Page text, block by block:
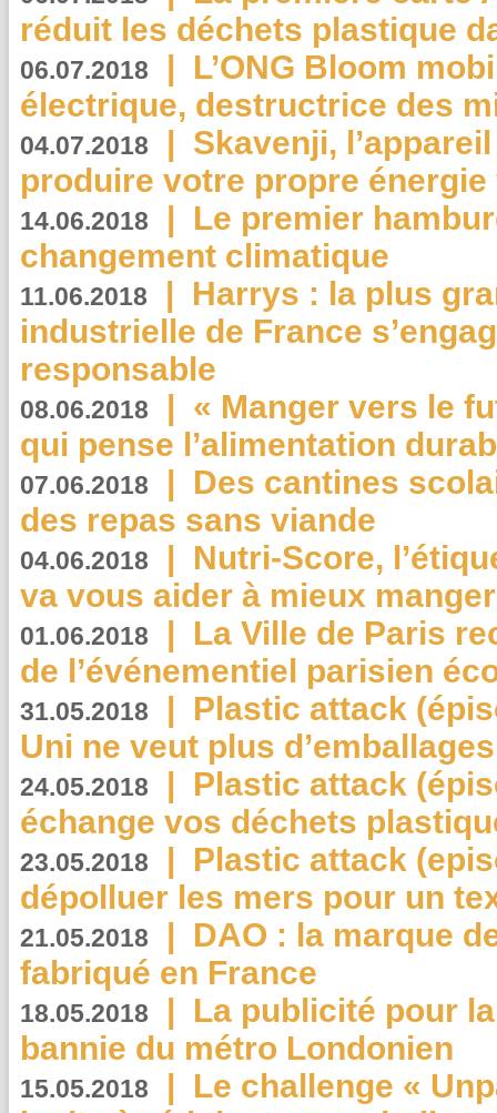
réduit les déchets plastique
06.07.2018 | L’ONG Bloom
électrique, destructrice des
04.07.2018 | Skavenji,
produire votre propre
14.06.2018 | Le premier
changement climatique
11.06.2018 | Harrys : la plus
industrielle de France
responsable
08.06.2018 | « Manger vers le
qui pense l’alimentation
07.06.2018 | Des cantines
des repas sans viande
04.06.2018 | Nutri-Score,
va vous aider à mieux
01.06.2018 | La Ville de Paris
de l’événementiel parisien
31.05.2018 | Plastic attack
Uni ne veut plus
24.05.2018 | Plastic attack
échange vos déchets
23.05.2018 | Plastic attack
dépolluer les mers pour un
21.05.2018 | DAO : la marque
fabriqué en France
18.05.2018 | La publicité pour
bannie du métro Londonien
15.05.2018 | Le challenge «